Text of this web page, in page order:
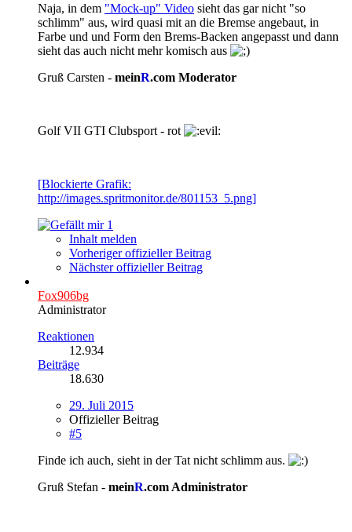
Naja, in dem "Mock-up" Video sieht das gar nicht "so
schlimm" aus, wird quasi mit an die Bremse angebaut, in
Farbe und und Form den Brems-Backen angepasst und dann
sieht das auch nicht mehr komisch aus
Gruß Carsten - meinR.com Moderator
Golf VII GTI Clubsport - rot
[Blockierte Grafik:
http://images.spritmonitor.de/801153_5.png]
1
Inhalt melden
Vorheriger offizieller Beitrag
Nächster offizieller Beitrag
Fox906bg
Administrator
Reaktionen
12.934
Beiträge
18.630
29. Juli 2015
Offizieller Beitrag
#5
Finde ich auch, sieht in der Tat nicht schlimm aus.
Gruß Stefan - meinR.com Administrator